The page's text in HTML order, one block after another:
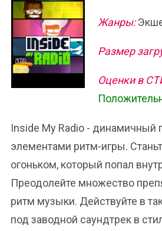
Жанры:
Размер
Оценки в
Inside My Radio - динамичный
элементами ритм-игры.
огоньком, который попал
Преодолейте множество
ритм музыки. Действуйте в
под заводной саундтрек в